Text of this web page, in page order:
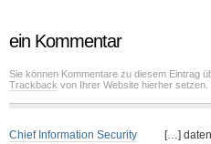
ein Kommentar
Sie können Kommentare zu diesem Eintrag
Trackback von Ihrer Website hierher setzen.
Chief Information Security
[…]